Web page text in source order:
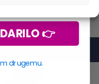
👉
drugemu.